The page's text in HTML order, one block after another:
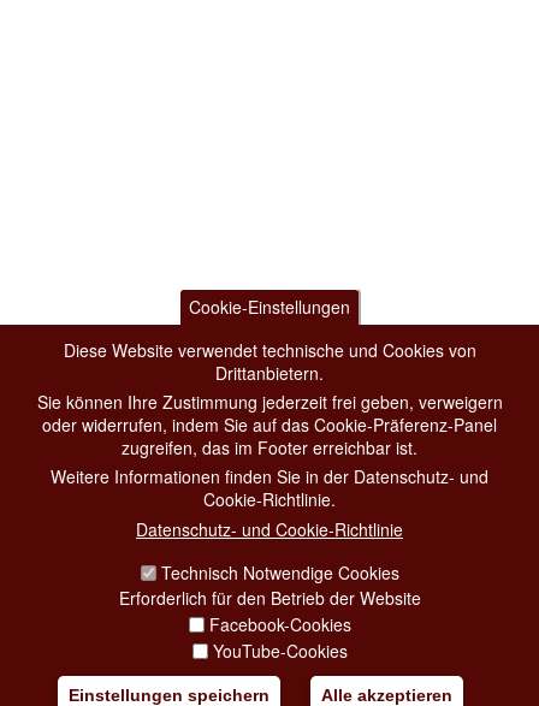
Cookie-Einstellungen
Diese Website verwendet technische und Cookies von
Drittanbietern.
Sie können Ihre Zustimmung jederzeit frei geben, verweigern
oder widerrufen, indem Sie auf das Cookie-Präferenz-Panel
zugreifen, das im Footer erreichbar ist.
Weitere Informationen finden Sie in der Datenschutz- und
Cookie-Richtlinie.
Datenschutz- und Cookie-Richtlinie
Technisch Notwendige Cookies
Erforderlich für den Betrieb der Website
Facebook-Cookies
YouTube-Cookies
Einstellungen speichern Alle akzeptieren